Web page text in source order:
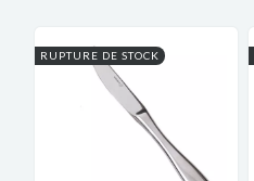
RUPTURE DE STOCK